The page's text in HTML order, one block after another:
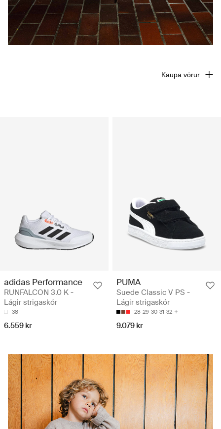
adidas Performance
RUNFALCON 3.0 K -
Lágir strigaskór
38
6.559 kr
PUMA
Suede Classic V PS -
Lágir strigaskór
28 29 30 31 32
9.079 kr
Kaupa vörur